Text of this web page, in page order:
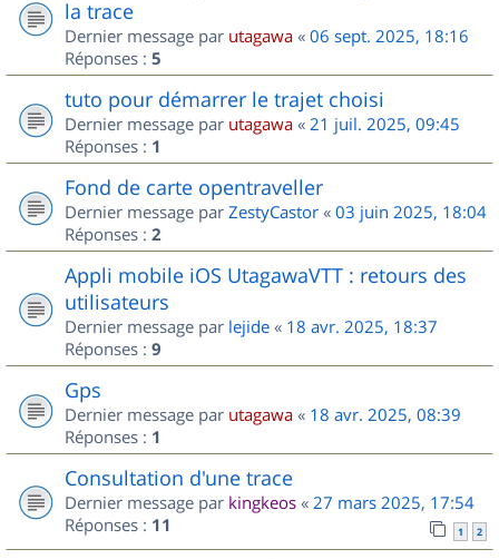
la trace
Dernier message par utagawa « 06 sept. 2025, 18:16
Réponses : 5
tuto pour démarrer le trajet choisi
Dernier message par utagawa « 21 juil. 2025, 09:45
Réponses : 1
Fond de carte opentraveller
Dernier message par ZestyCastor « 03 juin 2025, 18:04
Réponses : 2
Appli mobile iOS UtagawaVTT : retours des
utilisateurs
Dernier message par lejide « 18 avr. 2025, 18:37
Réponses : 9
Gps
Dernier message par utagawa « 18 avr. 2025, 08:39
Réponses : 1
Consultation d'une trace
Dernier message par kingkeos « 27 mars 2025, 17:54
Réponses : 11 1 2